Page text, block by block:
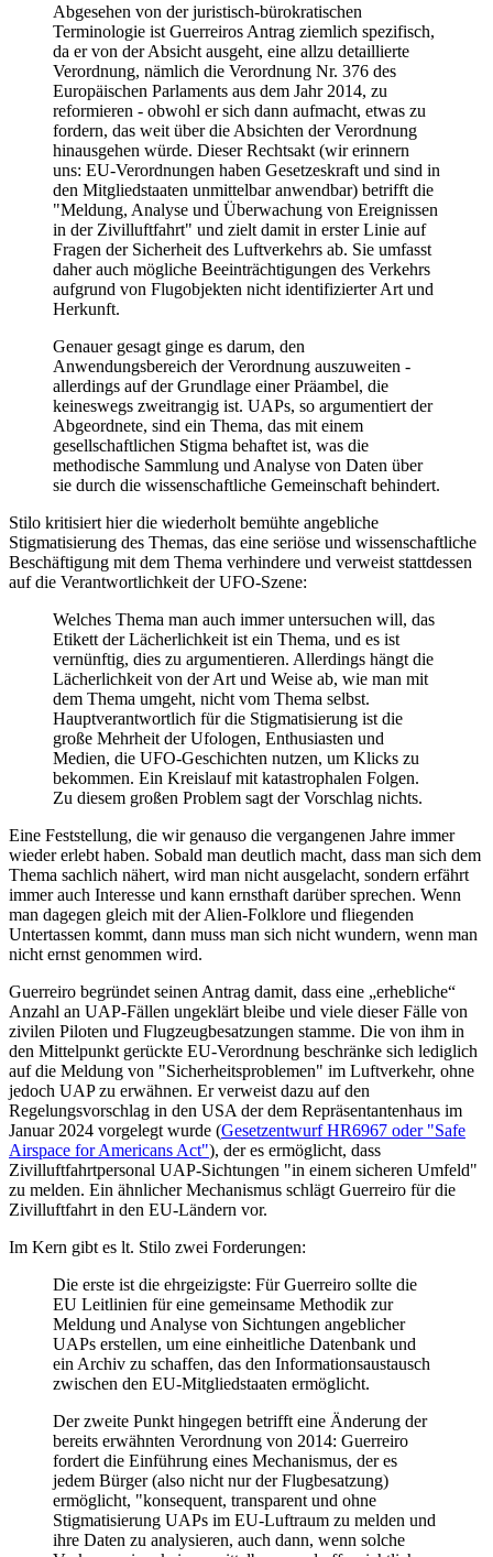
Abgesehen von der juristisch-bürokratischen
Terminologie ist Guerreiros Antrag ziemlich spezifisch,
da er von der Absicht ausgeht, eine allzu detaillierte
Verordnung, nämlich die Verordnung Nr. 376 des
Europäischen Parlaments aus dem Jahr 2014, zu
reformieren - obwohl er sich dann aufmacht, etwas zu
fordern, das weit über die Absichten der Verordnung
hinausgehen würde. Dieser Rechtsakt (wir erinnern
uns: EU-Verordnungen haben Gesetzeskraft und sind in
den Mitgliedstaaten unmittelbar anwendbar) betrifft die
"Meldung, Analyse und Überwachung von Ereignissen
in der Zivilluftfahrt" und zielt damit in erster Linie auf
Fragen der Sicherheit des Luftverkehrs ab. Sie umfasst
daher auch mögliche Beeinträchtigungen des Verkehrs
aufgrund von Flugobjekten nicht identifizierter Art und
Herkunft.
Genauer gesagt ginge es darum, den
Anwendungsbereich der Verordnung auszuweiten -
allerdings auf der Grundlage einer Präambel, die
keineswegs zweitrangig ist. UAPs, so argumentiert der
Abgeordnete, sind ein Thema, das mit einem
gesellschaftlichen Stigma behaftet ist, was die
methodische Sammlung und Analyse von Daten über
sie durch die wissenschaftliche Gemeinschaft behindert.
Stilo kritisiert hier die wiederholt bemühte angebliche
Stigmatisierung des Themas, das eine seriöse und wissenschaftliche
Beschäftigung mit dem Thema verhindere und verweist stattdessen
auf die Verantwortlichkeit der UFO-Szene:
Welches Thema man auch immer untersuchen will, das
Etikett der Lächerlichkeit ist ein Thema, und es ist
vernünftig, dies zu argumentieren. Allerdings hängt die
Lächerlichkeit von der Art und Weise ab, wie man mit
dem Thema umgeht, nicht vom Thema selbst.
Hauptverantwortlich für die Stigmatisierung ist die
große Mehrheit der Ufologen, Enthusiasten und
Medien, die UFO-Geschichten nutzen, um Klicks zu
bekommen. Ein Kreislauf mit katastrophalen Folgen.
Zu diesem großen Problem sagt der Vorschlag nichts.
Eine Feststellung, die wir genauso die vergangenen Jahre immer
wieder erlebt haben. Sobald man deutlich macht, dass man sich dem
Thema sachlich nähert, wird man nicht ausgelacht, sondern erfährt
immer auch Interesse und kann ernsthaft darüber sprechen. Wenn
man dagegen gleich mit der Alien-Folklore und fliegenden
Untertassen kommt, dann muss man sich nicht wundern, wenn man
nicht ernst genommen wird.
Guerreiro begründet seinen Antrag damit, dass eine „erhebliche“
Anzahl an UAP-Fällen ungeklärt bleibe und viele dieser Fälle von
zivilen Piloten und Flugzeugbesatzungen stamme. Die von ihm in
den Mittelpunkt gerückte EU-Verordnung beschränke sich lediglich
auf die Meldung von "Sicherheitsproblemen" im Luftverkehr, ohne
jedoch UAP zu erwähnen. Er verweist dazu auf den
Regelungsvorschlag in den USA der dem Repräsentantenhaus im
Januar 2024 vorgelegt wurde (Gesetzentwurf HR6967 oder "Safe
Airspace for Americans Act"), der es ermöglicht, dass
Zivilluftfahrtpersonal UAP-Sichtungen "in einem sicheren Umfeld"
zu melden. Ein ähnlicher Mechanismus schlägt Guerreiro für die
Zivilluftfahrt in den EU-Ländern vor.
Im Kern gibt es lt. Stilo zwei Forderungen:
Die erste ist die ehrgeizigste: Für Guerreiro sollte die
EU Leitlinien für eine gemeinsame Methodik zur
Meldung und Analyse von Sichtungen angeblicher
UAPs erstellen, um eine einheitliche Datenbank und
ein Archiv zu schaffen, das den Informationsaustausch
zwischen den EU-Mitgliedstaaten ermöglicht.
Der zweite Punkt hingegen betrifft eine Änderung der
bereits erwähnten Verordnung von 2014: Guerreiro
fordert die Einführung eines Mechanismus, der es
jedem Bürger (also nicht nur der Flugbesatzung)
ermöglicht, "konsequent, transparent und ohne
Stigmatisierung UAPs im EU-Luftraum zu melden und
ihre Daten zu analysieren, auch dann, wenn solche